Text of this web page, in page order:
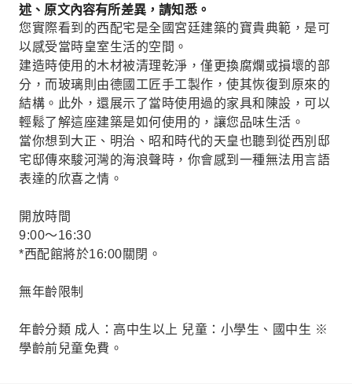
述、原文內容有所差異，請知悉。
您實際看到的西配宅是全國宮廷建築的寶貴典範，是可
以感受當時皇室生活的空間。
建造時使用的木材被清理乾淨，僅更換腐爛或損壞的部
分，而玻璃則由德國工匠手工製作，使其恢復到原來的
結構。此外，還展示了當時使用過的家具和陳設，可以
輕鬆了解這座建築是如何使用的，讓您品味生活。
當你想到大正、明治、昭和時代的天皇也聽到從西別邸
宅邸傳來駿河灣的海浪聲時，你會感到一種無法用言語
表達的欣喜之情。
開放時間
9:00～16:30
*西配館將於16:00關閉。
無年齡限制
年齡分類 成人：高中生以上 兒童：小學生、國中生 ※
學齡前兒童免費。